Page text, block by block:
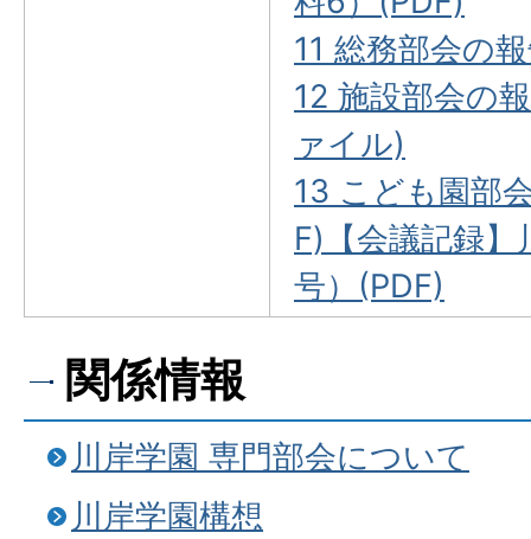
11 総務部会の
12 施設部会の
ァイル)
13 こども園部
F) 【会議記録
号）(PDF)
関係情報
川岸学園 専門部会について
川岸学園構想